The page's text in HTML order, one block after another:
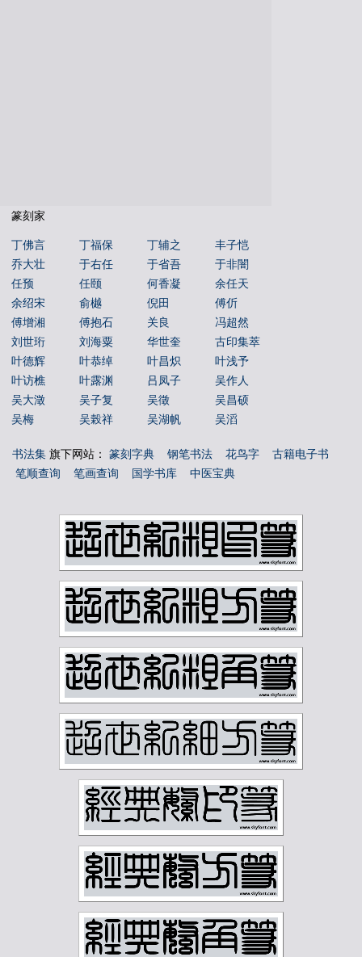
篆刻家
丁佛言 丁福保 丁辅之
丰子恺
乔大壮
于右任 于省吾
于非闇
任预
任颐 何香凝
余任天
余绍宋
俞樾 倪田
傅伒
傅增湘
傅抱石 关良
冯超然
刘世珩
刘海粟 华世奎
古印集萃
叶德辉
叶恭绰 叶昌炽
叶浅予
叶访樵
叶露渊 吕凤子
吴作人
吴大澂
吴子复 吴徵
吴昌硕
吴梅
吴榖祥 吴湖帆
吴滔
吴镜汀
周叔弢 周昌榖
周铁衡
唐云
唐醉石 商承祚
姚华
寇遐 寿石工
居廉
庞元济 康有为
康殷
张书旂 张伯英
张伯驹
张大千 张大壮
张宗祥
徐三庚 徐世昌
徐悲鸿
徐燕孙 徐生翁
方介堪
易孺 曾熙
朱复戡
李叔同 李可染
李瑞清
李苦禅 李葆恂
来楚生
林散之 林纾
林风眠
汪鸣銮 沈尹默
沈曾植
沙孟海 河海霞
溥儒
潘天寿 王世镗
王个簃
王懿荣 王梦白
王森然
王蘧常 王遐举
王震
石鲁 祁崑
祝嘉
秦咢生 程璋
章士钊
童雪鸿 端方
反字字典
简经纶 篆刻字典
经亨颐
罗振玉 罗福颐
翁同龢
胡佩衡 胡光炜
胡钁
萧劳 萧娴
萧蜕庵
书法集 旗下网站： 篆刻字典 钢笔书法 花鸟字
古籍电子书
笔顺查询
笔画查询 国学书库 中医宝典